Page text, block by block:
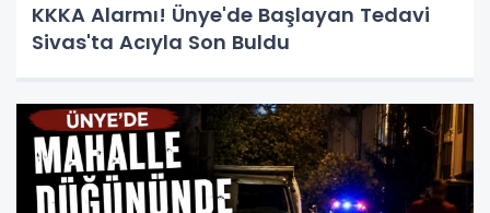
KKKA Alarmı! Ünye'de Başlayan Tedavi
Sivas'ta Acıyla Son Buldu